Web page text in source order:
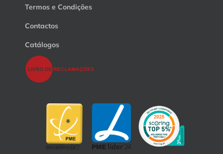
Termos e Condições
Contactos
Catálogos